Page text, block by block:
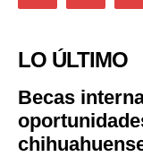
LO ÚLTIMO
Becas